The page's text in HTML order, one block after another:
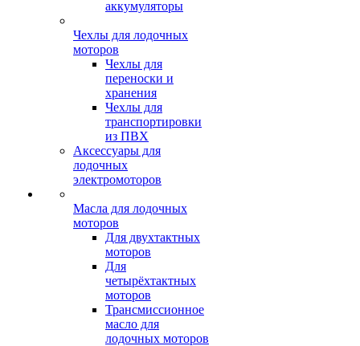
аккумуляторы
Чехлы для лодочных
моторов
Чехлы для
переноски и
хранения
Чехлы для
транспортировки
из ПВХ
Аксессуары для
лодочных
электромоторов
Масла для лодочных
моторов
Для двухтактных
моторов
Для
четырёхтактных
моторов
Трансмиссионное
масло для
лодочных моторов